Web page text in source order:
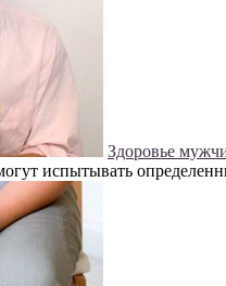
Здоровье
испытывать